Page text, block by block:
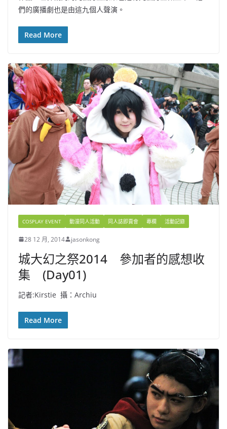
們的廣播劇也是由這九個人聲演。
Read More
COSPLAY EVENT 動漫同人活動 同人誌即賣會 專欄 活動記錄
28 12 月, 2014 jasonkong
城大幻之祭2014 參加者的感想收
集 (Day01)
記者:Kirstie 攝：Archiu
Read More